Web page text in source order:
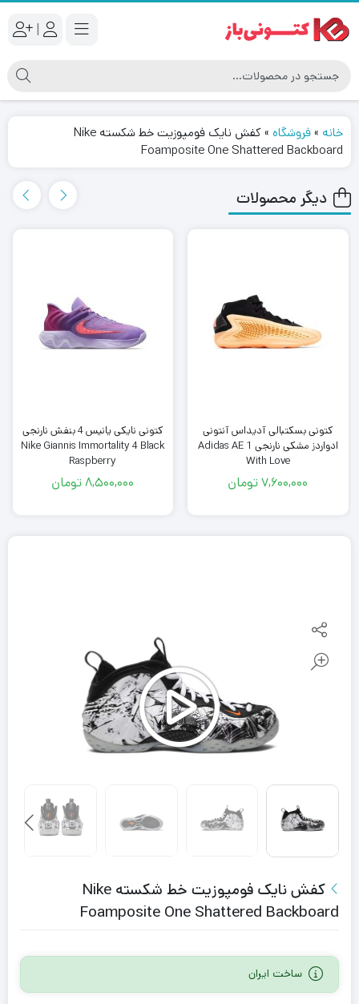
|
خانه »فروشگاه »
کفش نایک فومپوزیت خط شکسته Nike
Foamposite One Shattered Backboard
دیگر محصولات
کتونی بسکتبالی آدیداس آنتونی
ادواردز مشکی نارنجی Adidas AE 1
With Love
7,600,000تومان
کتونی نایکی یانیس 4 بنفش نارنجی
Nike Giannis Immortality 4 Black
Raspberry
8,500,000تومان
کفش نایک فومپوزیت خط شکسته Nike
Foamposite One Shattered Backboard
ساخت ایران